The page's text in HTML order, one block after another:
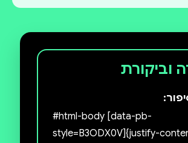
וביקורת
#html-body [data-pb-
style=B3ODX0V]{justify-